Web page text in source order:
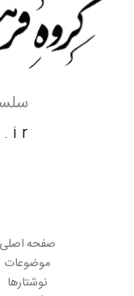
صفحه اصلی
موضوعات
نوشتارها